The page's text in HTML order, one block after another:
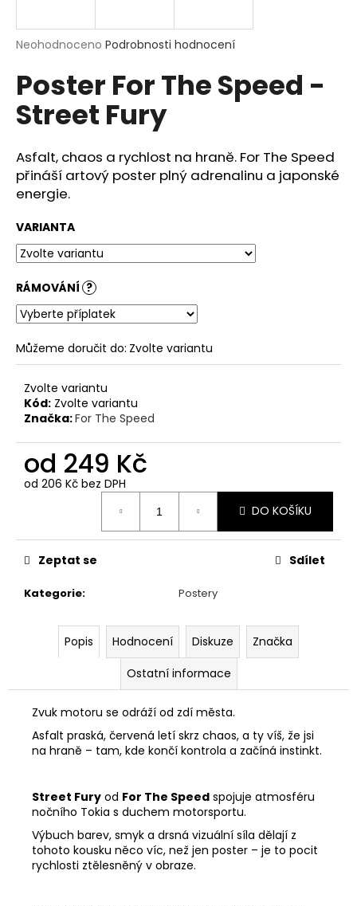
Průměrné
produktu
je
0,0
z
hvězdiček.
Neohodnoceno Podrobnosti hodnocení
Poster For The Speed -
Street Fury
Asfalt, chaos a rychlost na hraně. For The Speed
přináší artový poster plný adrenalinu a japonské
energie.
VARIANTA
RÁMOVÁNÍ ?
Můžeme doručit do: Zvolte variantu
Zvolte variantu
Kód: Zvolte variantu
Značka:For The Speed
od 249 Kč
od 206 Kč bez DPH
DO KOŠÍKU
Kategorie: Postery
Zeptat se Sdílet
Popis Hodnocení Diskuze
Značka
Ostatní informace
Zvuk motoru se odráží od zdí města.
Asfalt praská, červená letí skrz chaos, a ty víš, že jsi
na hraně – tam, kde končí kontrola a začíná instinkt.
Street Fury od For The Speed spojuje atmosféru
nočního Tokia s duchem motorsportu.
Výbuch barev, smyk a drsná vizuální síla dělají z
tohoto kousku něco víc, než jen poster – je to pocit
rychlosti ztělesněný v obraze.
j
t
?
HLEDAT
D
p
o
r
u
č
e
m
e
PÁNSKÉ
SPEED
GRAVEL
STORM